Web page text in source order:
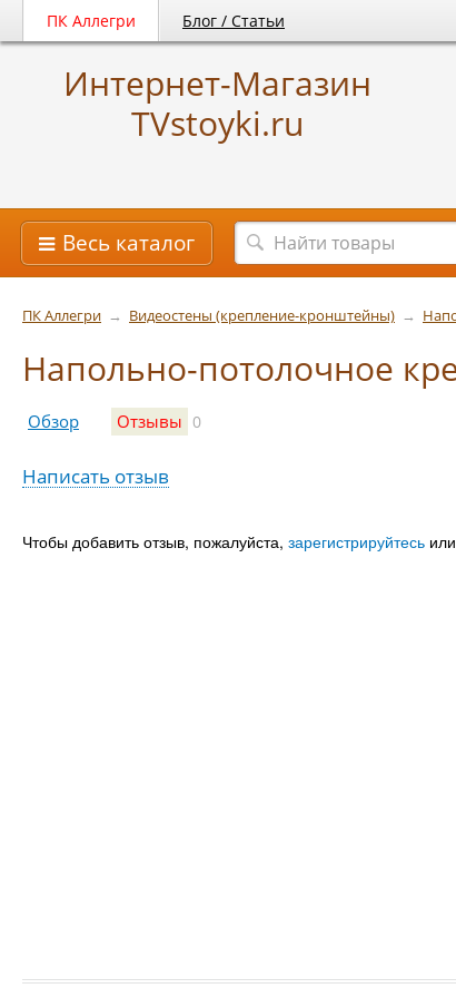
ПК Аллегри Блог / Статьи
Интернет-Магазин
TVstoyki.ru
Весь каталог
ПК Аллегри → Видеостены (крепление-кронштейны) →
Напольно-потолочное
Обзор Отзывы 0
Написать отзыв
Чтобы добавить отзыв, пожалуйста, зарегистрируйтесь или